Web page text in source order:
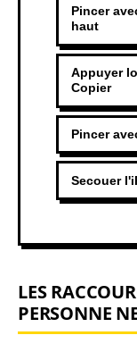
Pincer
haut
Appuyer
Copier
Pincer
Secouer
LES
PERSONNE